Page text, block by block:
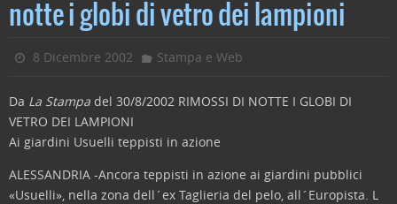
notte i globi di vetro dei lampioni
8 Dicembre 2002 Stampa e Web
Da La Stampa del 30/8/2002 RIMOSSI DI NOTTE I GLOBI DI
VETRO DEI LAMPIONI
Ai giardini Usuelli teppisti in azione
ALESSANDRIA -Ancora teppisti in azione ai giardini pubblici
«Usuelli», nella zona dell´ex Taglieria del pelo, all´Europista. L